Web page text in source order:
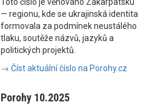
— regionu, kde se ukrajinská identita
formovala za podmínek neustálého
tlaku, soutěže názvů, jazyků a
politických projektů.
→ Číst aktuální číslo na Porohy.cz
Porohy 10.2025